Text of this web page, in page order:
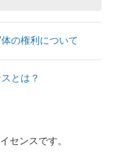
の権利について
とは？
センスです。